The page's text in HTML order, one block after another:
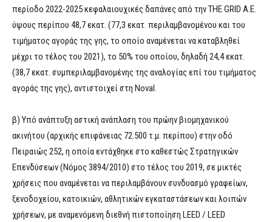
περίοδο 2022-2025 κεφαλαιουχικές δαπάνες από την THE GRID Α.Ε.
ύψους περίπου 48,7 εκατ. (77,3 εκατ. περιλαμβανομένου και του
τιμήματος αγοράς της γης, το οποίο αναμένεται να καταβληθεί
μέχρι το τέλος του 2021), το 50% του οποίου, δηλαδή 24,4 εκατ.
(38,7 εκατ. συμπεριλαμβανομένης της αναλογίας επί του τιμήματος
αγοράς της γης), αντιστοιχεί στη Noval.
β) Υπό ανάπτυξη αστική ανάπλαση του πρώην βιομηχανικού
ακινήτου (αρχικής επιφάνειας 72.500 τ.μ. περίπου) στην οδό
Πειραιώς 252, η οποία εντάχθηκε στο καθεστώς Στρατηγικών
Επενδύσεων (Νόμος 3894/2010) στο τέλος του 2019, σε μικτές
χρήσεις που αναμένεται να περιλαμβάνουν συνδυασμό γραφείων,
ξενοδοχείου, κατοικιών, αθλητικών εγκαταστάσεων και λοιπών
χρήσεων, με αναμενόμενη διεθνή πιστοποίηση LEED / LEED